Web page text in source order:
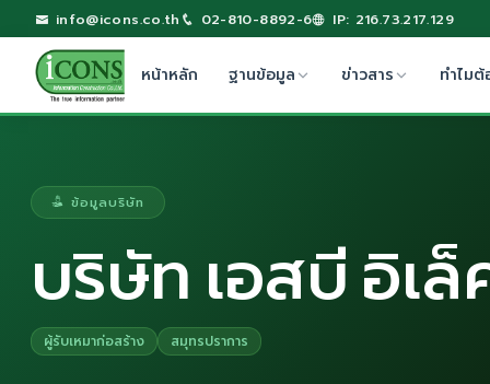
info@icons.co.th 02-810-8892-6 IP: 216.73.217.129
หน้าหลัก ฐานข้อมูล ข่าวสาร ทำไมต้
ข้อมูลบริษัท
บริษัท เอสบี อิเ
ผู้รับเหมาก่อสร้าง สมุทรปราการ